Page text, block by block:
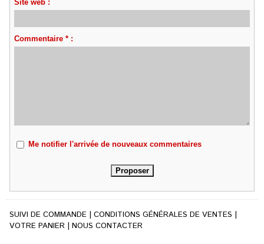
Site web :
Commentaire * :
Me notifier l'arrivée de nouveaux commentaires
SUIVI DE COMMANDE CONDITIONS GÉNÉRALES DE VENTES
VOTRE PANIER
NOUS CONTACTER